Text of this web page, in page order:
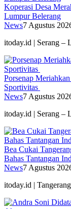
Koperasi Desa
Lumpur Belerang
News7 Agustus
itoday.id | Serang –
Porsenap
Sportivitas
News7 Agustus
itoday.id | Serang –
Bea Cukai
Bahas Tantangan
News7 Agustus
itoday.id |